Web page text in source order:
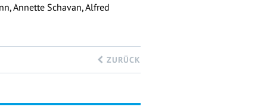
Annette Schavan, Alfred
ZURÜCK